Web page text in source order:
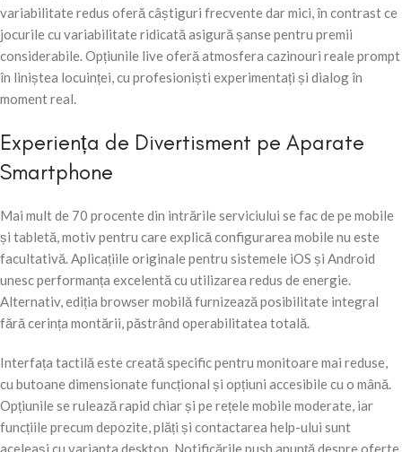
variabilitate redus oferă câștiguri frecvente dar mici, în contrast ce
jocurile cu variabilitate ridicată asigură șanse pentru premii
considerabile. Opțiunile live oferă atmosfera cazinouri reale prompt
în liniștea locuinței, cu profesioniști experimentați și dialog în
moment real.
Experiența de Divertisment pe Aparate
Smartphone
Mai mult de 70 procente din intrările serviciului se fac de pe mobile
și tabletă, motiv pentru care explică configurarea mobile nu este
facultativă. Aplicațiile originale pentru sistemele iOS și Android
unesc performanța excelentă cu utilizarea redus de energie.
Alternativ, ediția browser mobilă furnizează posibilitate integral
fără cerința montării, păstrând operabilitatea totală.
Interfața tactilă este creată specific pentru monitoare mai reduse,
cu butoane dimensionate funcțional și opțiuni accesibile cu o mână.
Opțiunile se rulează rapid chiar și pe rețele mobile moderate, iar
funcțiile precum depozite, plăți și contactarea help-ului sunt
aceleași cu varianta desktop. Notificările push anunță despre oferte